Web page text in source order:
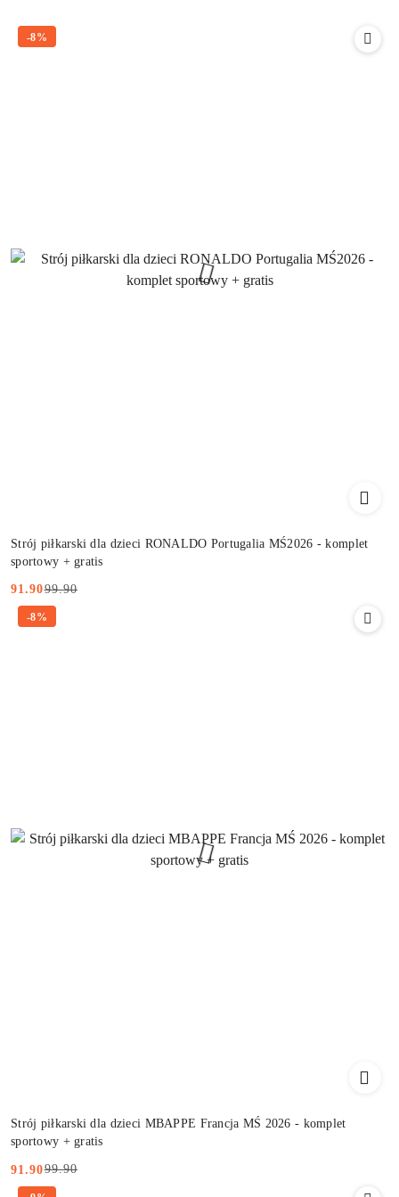
Strój piłkarski dla dzieci RONALDO Portugalia MŚ2026 - komplet
sportowy + gratis
promocyjna:
91.90
przed
99.90
-8%
Strój piłkarski dla dzieci MBAPPE Francja MŚ 2026 - komplet
sportowy + gratis
Cena
91.90
Cena
99.90
-8%